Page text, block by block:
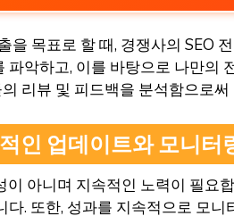
을 목표로 할 때, 경쟁사의 SEO
파악하고, 이를 바탕으로 나만의
의 리뷰 및 피드백을 분석함으로
인 업데이트와 모니터
이 아니며 지속적인 노력이 필요
다. 또한, 성과를 지속적으로 모